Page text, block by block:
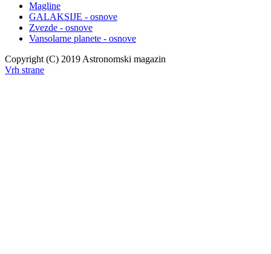
Magline
GALAKSIJE - osnove
Zvezde - osnove
Vansolarne planete - osnove
Copyright (C) 2019 Astronomski magazin
Vrh strane